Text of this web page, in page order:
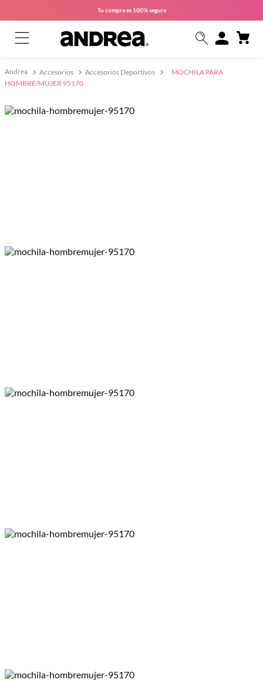
Tu compra es 100% segura
Accesorios Accesorios Deportivos
MOCHILA PARA
HOMBRE/MUJER 95170